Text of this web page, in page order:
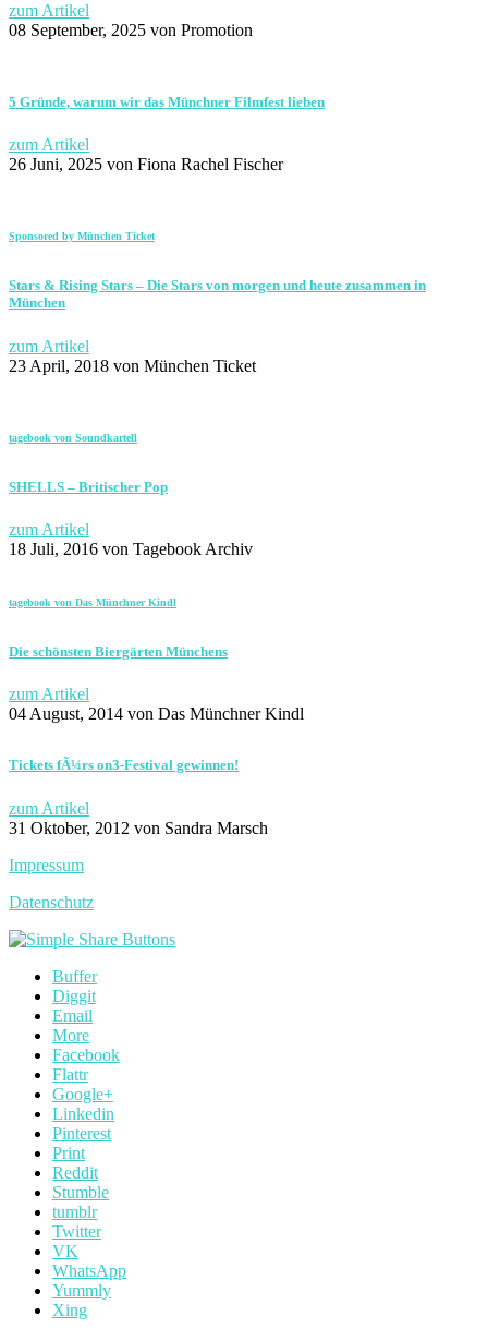
zum Artikel
08 September, 2025 von Promotion
5 Gründe, warum wir das Münchner Filmfest lieben
zum Artikel
26 Juni, 2025 von Fiona Rachel Fischer
Sponsored by München Ticket
Stars & Rising Stars – Die Stars von morgen und heute zusammen in
München
zum Artikel
23 April, 2018 von München Ticket
tagebook von Soundkartell
SHELLS – Britischer Pop
zum Artikel
18 Juli, 2016 von Tagebook Archiv
tagebook von Das Münchner Kindl
Die schönsten Biergärten Münchens
zum Artikel
04 August, 2014 von Das Münchner Kindl
Tickets fÃ¼rs on3-Festival gewinnen!
zum Artikel
31 Oktober, 2012 von Sandra Marsch
Impressum
Datenschutz
Buffer
Diggit
Email
More
Facebook
Flattr
Google+
Linkedin
Pinterest
Print
Reddit
Stumble
tumblr
Twitter
VK
WhatsApp
Yummly
Xing